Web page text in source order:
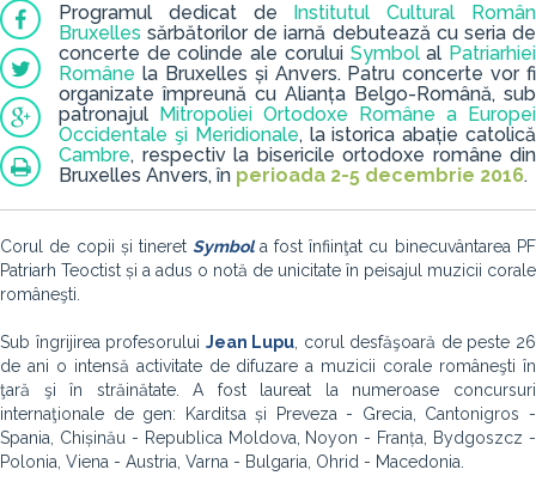
Programul dedicat de Institutul Cultural Român
Bruxelles sărbătorilor de iarnă debutează cu seria de
concerte de colinde ale corului Symbolal Patriarhiei
Române la Bruxelles și Anvers. Patru concerte vor fi
organizate împreună cu Alianța Belgo-Română, sub
patronajul Mitropoliei Ortodoxe Române a Europei
Occidentale şi Meridionale, la istorica abație catolică
Cambre, respectiv la bisericile ortodoxe române din
Bruxelles Anvers, în perioada 2-5 decembrie 2016.
Corul de copii și tineretSymbol a fost înfiinţat cu binecuvântarea PF
Patriarh Teoctist și a adus o notă de unicitate în peisajul muzicii corale
româneşti.
Sub îngrijirea profesorului Jean Lupu , corul desfăşoară de peste 26
de ani o intensă activitate de difuzare a muzicii corale româneşti în
ţară şi în străinătate. A fost laureat la numeroase concursuri
internaţionale de gen: Karditsa și Preveza - Grecia, Cantonigros -
Spania, Chișinău - Republica Moldova, Noyon - Franța, Bydgoszcz -
Polonia, Viena - Austria, Varna - Bulgaria, Ohrid - Macedonia.